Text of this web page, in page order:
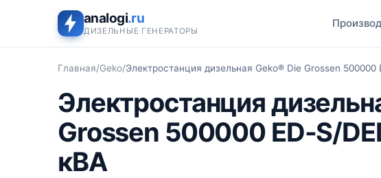
analogi.ru
ДИЗЕЛЬНЫЕ ГЕНЕРАТОРЫ
Главная/Geko/Электростанция дизельная Geko® Die Grossen 500000
Электростанция
Grossen 500000 ED-S/
кВА